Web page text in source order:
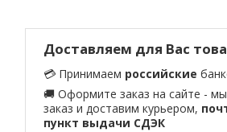
Доставляем для Вас
💳 Принимаем российские
🚚 Оформите заказ на сайте -
заказ и доставим курьером,
пункт выдачи СДЭК